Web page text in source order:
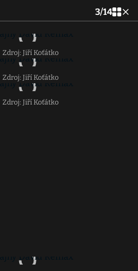
3/14
Zdroj: Jiří Koťátko
Zdroj: Jiří Koťátko
Zdroj: Jiří Koťátko